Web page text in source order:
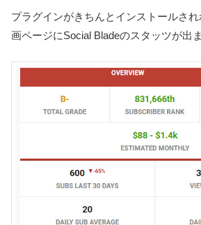
プラグインがきちんとインストールされ
画ページにSocial Bladeのスタッツが出ま